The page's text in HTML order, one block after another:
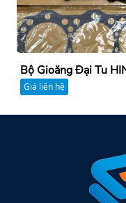
Bộ Gioăng Đại Tu
Giá liên hệ